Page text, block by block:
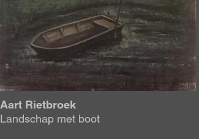
Aart Rietbroek
Landschap met boot